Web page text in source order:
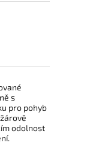
s
pro pohyb
odolnost